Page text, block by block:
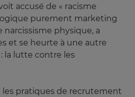
accusé de « racisme
purement marketing
narcissisme physique, a
et se heurte à une autre
la lutte contre les
les pratiques de recrutement